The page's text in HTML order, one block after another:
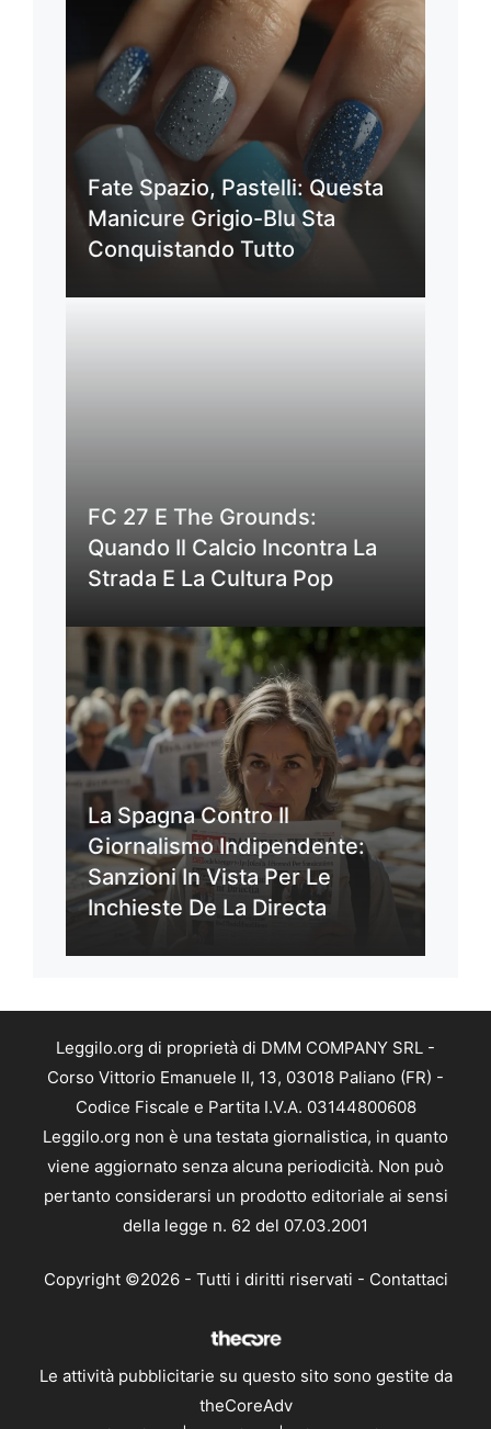
Fate Spazio, Pastelli: Questa
Manicure Grigio-Blu Sta
Conquistando Tutto
FC 27 E The Grounds:
Quando Il Calcio Incontra La
Strada E La Cultura Pop
La Spagna Contro Il
Giornalismo Indipendente:
Sanzioni In Vista Per Le
Inchieste De La Directa
Leggilo.org di proprietà di DMM COMPANY SRL -
Corso Vittorio Emanuele II, 13, 03018 Paliano (FR) -
Codice Fiscale e Partita I.V.A. 03144800608
Leggilo.org non è una testata giornalistica, in quanto
viene aggiornato senza alcuna periodicità. Non può
pertanto considerarsi un prodotto editoriale ai sensi
della legge n. 62 del 07.03.2001
Copyright ©2026 - Tutti i diritti riservati - Contattaci
Le attività pubblicitarie su questo sito sono gestite da
theCoreAdv